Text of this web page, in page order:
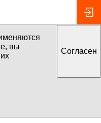
вы
Согласен